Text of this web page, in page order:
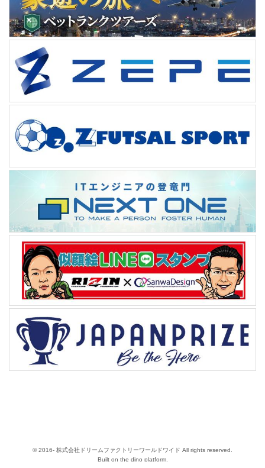
© 2016- 株式会社ドリームファクトリーワールドワイド All rights reserved.
Built on the dino platform.